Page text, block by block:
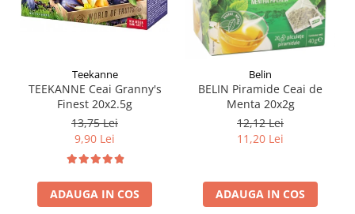
Teekanne
TEEKANNE Ceai Granny's
Finest 20x2.5g
13,75 Lei
9,90 Lei
ADAUGA IN COS
Belin
BELIN Piramide Ceai de
Menta 20x2g
12,12 Lei
11,20 Lei
ADAUGA IN COS